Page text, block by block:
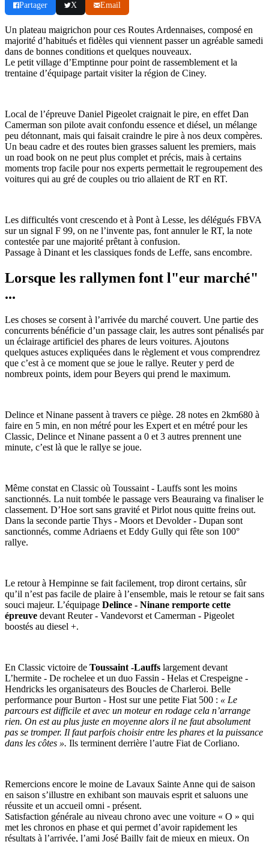
Partager X Email
Un plateau maigrichon pour ces Routes Ardennaises, composé en
majorité d’habitués et fidèles qui viennent passer un agréable samedi
dans de bonnes conditions et quelques nouveaux.
Le petit village d’Emptinne pour point de rassemblement et la
trentaine d’équipage partait visiter la région de Ciney.
Local de l’épreuve Daniel Pigeolet craignait le pire, en effet Dan
Camerman son pilote avait confondu essence et diésel, un mélange
peu détonnant, mais qui faisait craindre le pire à nos deux compères.
Un beau cadre et des routes bien grasses saluent les premiers, mais
un road book on ne peut plus complet et précis, mais à certains
moments trop facile pour nos experts permettait le regroupement des
voitures qui au gré de couples ou trio allaient de RT en RT.
Les difficultés vont crescendo et à Pont à Lesse, les délégués FBVA
sur un signal F 99, on ne l’invente pas, font annuler le RT, la note
contestée par une majorité prêtant à confusion.
Passage à Dinant et les classiques fonds de Leffe, sans encombre.
Lorsque les rallymen font l"eur marché"
...
Les choses se corsent à l’arrivée du marché couvert. Une partie des
concurrents bénéficie d’un passage clair, les autres sont pénalisés par
un éclairage artificiel des phares de leurs voitures. Ajoutons
quelques astuces expliquées dans le règlement et vous comprendrez
que c’est à ce moment que se joue le rallye. Reuter y perd de
nombreux points, idem pour Beyers qui prend le maximum.
Delince et Ninane passent à travers ce piège. 28 notes en 2km680 à
faire en 5 min, en non métré pour les Expert et en métré pour les
Classic, Delince et Ninane passent a 0 et 3 autres prennent une
minute, c’est là que le rallye se joue.
Même constat en Classic où Toussaint - Lauffs sont les moins
sanctionnés. La nuit tombée le passage vers Beauraing va finaliser le
classement. D’Hoe sort sans gravité et Pirlot nous quitte freins out.
Dans la seconde partie Thys - Moors et Devolder - Dupan sont
sanctionnés, comme Adriaens et Eddy Gully qui fête son 100°
rallye.
Le retour à Hempinne se fait facilement, trop diront certains, sûr
qu’il n’est pas facile de plaire à l’ensemble, mais le retour se fait sans
souci majeur. L’équipage Delince - Ninane remporte cette
épreuve devant Reuter - Vandevorst et Camerman - Pigeolet
boostés au diesel +.
En Classic victoire de Toussaint -Lauffs largement devant
L’hermite - De rochelee et un duo Fassin - Helas et Crespeigne -
Hendricks les organisateurs des Boucles de Charleroi. Belle
performance pour Burton - Host sur une petite Fiat 500 : « Le
parcours est difficile et avec un moteur en rodage cela n’arrange
rien. On est au plus juste en moyenne alors il ne faut absolument
pas se tromper. Il faut parfois choisir entre les phares et la puissance
dans les côtes ». Ils terminent derrière l’autre Fiat de Corliano.
Remercions encore le moine de Lavaux Sainte Anne qui de saison
en saison s’illustre en exhibant son mauvais esprit et saluons une
réussite et un accueil omni - présent.
Satisfaction générale au niveau chrono avec une voiture « O » qui
met les chronos en phase et qui permet d’avoir rapidement les
résultats à l’arrivée, l’ami José Bailly fait de mieux en mieux. On